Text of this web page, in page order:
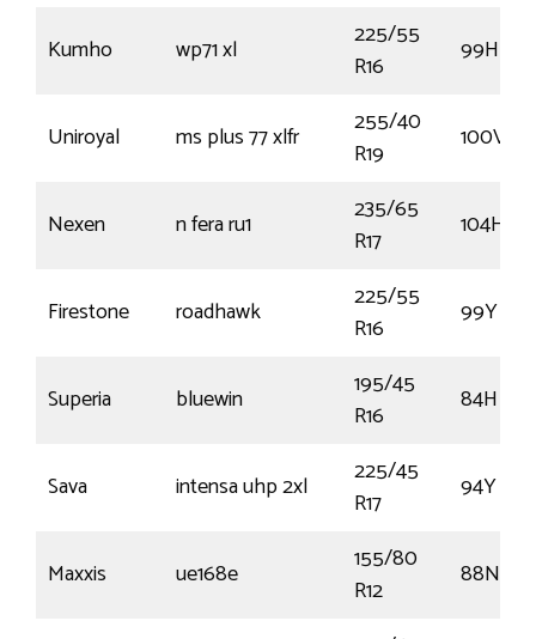
Kumho wp71 xl
225/55
R16
99H
Uniroyal ms plus 77 xlfr
255/40
R19
100V
Nexen n fera ru1
235/65
R17
104H
Firestone roadhawk
225/55
R16
99Y
Superia bluewin
195/45
R16
84H
Sava intensa uhp 2xl
225/45
R17
94Y
Maxxis ue168e
155/80
R12
88N